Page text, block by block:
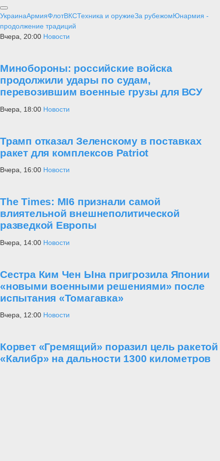
Церемония прошла под торжественный вынос венков, короткое
обращение ветеранов и минуты молчания. Присутствующие
почтили память земляков, не вернувшихся с полей сражений
разных эпох - от Великой Отечественной войны до современных
После основной части участники проследовали к бюсту Героя